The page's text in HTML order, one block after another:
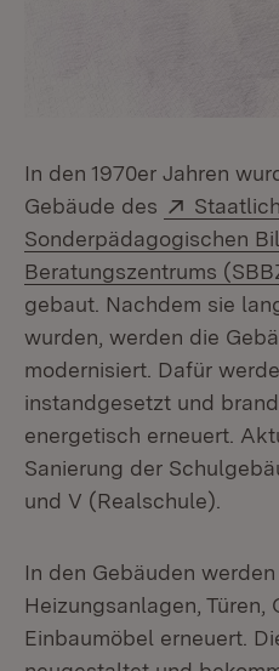
In den 1970er Jahren
Gebäude des
Extern:
Sonderpädagogischen
Beratungszentrums
gebaut. Nachdem sie
wurden, werden die
modernisiert. Dafür
instandgesetzt und
energetisch erneuert.
Sanierung der
und V (Realschule).
In den Gebäuden
Heizungsanlagen, Türen,
Einbaumöbel erneuert.